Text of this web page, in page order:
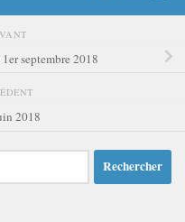
septembre 2018
2018